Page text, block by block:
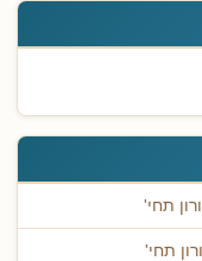
תחי'
תחי'